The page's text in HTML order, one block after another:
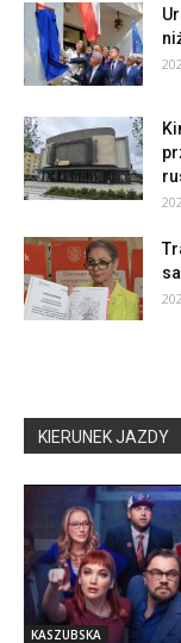
KIERUNEK JAZDY
KASZUBSKA